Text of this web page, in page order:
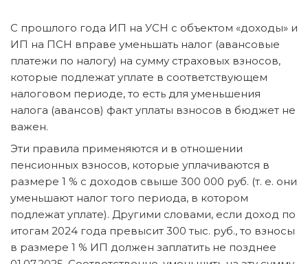
С прошлого года ИП на УСН с объектом «доходы» и
ИП на ПСН вправе уменьшать налог (авансовые
платежи по налогу) на сумму страховых взносов,
которые подлежат уплате в соответствующем
налоговом периоде, то есть для уменьшения
налога (авансов) факт уплаты взносов в бюджет не
важен.
Эти правила применяются и в отношении
пенсионных взносов, которые уплачиваются в
размере 1 % с доходов свыше 300 000 руб. (т. е. они
уменьшают налог того периода, в котором
подлежат уплате). Другими словами, если доход по
итогам 2024 года превысит 300 тыс. руб., то взносы
в размере 1 % ИП должен заплатить не позднее